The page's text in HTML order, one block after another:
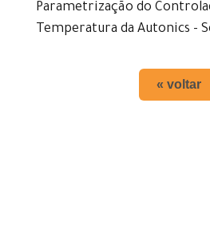
Parametrização do
Temperatura da Autonics -
« voltar